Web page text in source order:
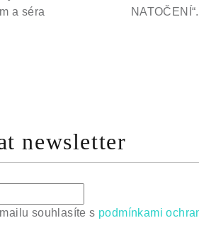
a séra
NATOČENÍ“.
newsletter
souhlasíte s podmínkami